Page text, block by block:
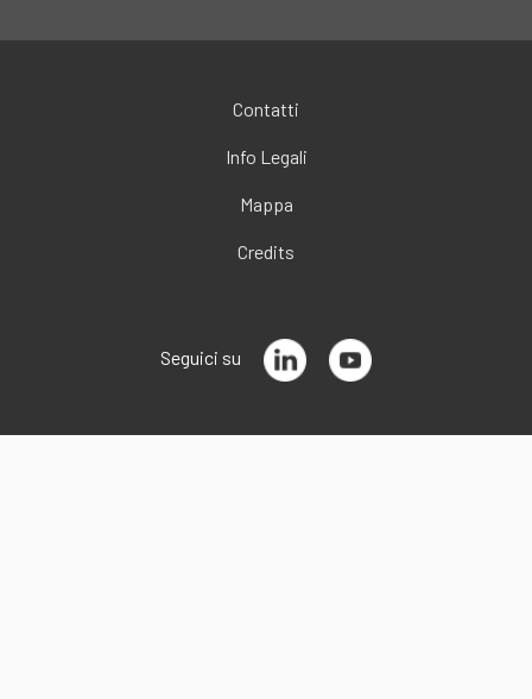
Contatti
Info Legali
Mappa
Credits
Seguici su